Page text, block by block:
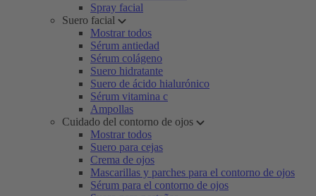
Spray facial
Suero facial
Mostrar todos
Sérum antiedad
Sérum colágeno
Suero hidratante
Suero de ácido hialurónico
Sérum vitamina c
Ampollas
Cuidado del contorno de ojos
Mostrar todos
Suero para cejas
Crema de ojos
Mascarillas y parches para el contorno de ojos
Sérum para el contorno de ojos